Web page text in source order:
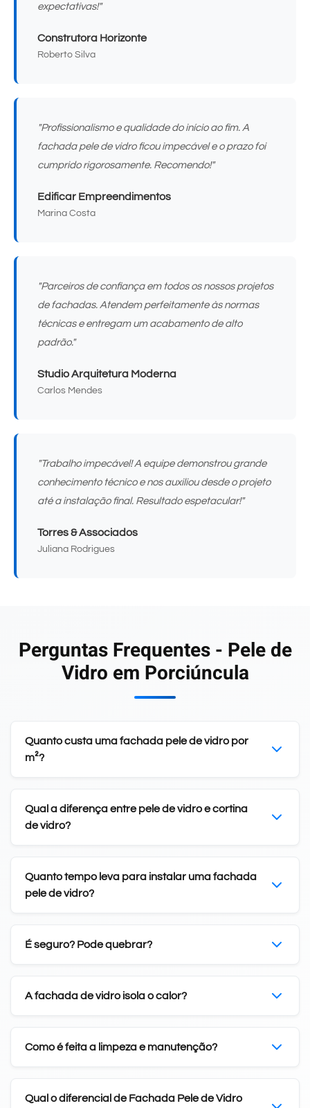
expectativas!"
Construtora Horizonte
Roberto Silva
"Profissionalismo e qualidade do início ao fim. A
fachada pele de vidro ficou impecável e o prazo foi
cumprido rigorosamente. Recomendo!"
Edificar Empreendimentos
Marina Costa
"Parceiros de confiança em todos os nossos projetos
de fachadas. Atendem perfeitamente às normas
técnicas e entregam um acabamento de alto
padrão."
Studio Arquitetura Moderna
Carlos Mendes
"Trabalho impecável! A equipe demonstrou grande
conhecimento técnico e nos auxiliou desde o projeto
até a instalação final. Resultado espetacular!"
Torres & Associados
Juliana Rodrigues
Perguntas Frequentes - Pele de
Vidro em Porciúncula
Quanto custa uma fachada pele de vidro por
m²?
Qual a diferença entre pele de vidro e cortina
de vidro?
Quanto tempo leva para instalar uma fachada
pele de vidro?
É seguro? Pode quebrar?
A fachada de vidro isola o calor?
Como é feita a limpeza e manutenção?
Qual o diferencial de Fachada Pele de Vidro